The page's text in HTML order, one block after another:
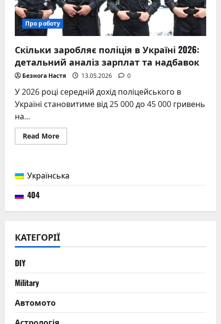
Про роботу
Скільки заробляє поліція в Україні 2026:
детальний аналіз зарплат та надбавок
Безнога Настя 13.05.2026 0
У 2026 році середній дохід поліцейського в
Україні становитиме від 25 000 до 45 000 гривень
на...
Read MoreRead
more
в
Україні
зарплат
Українська
404
КАТЕГОРІЇ
DIY
Military
Автомото